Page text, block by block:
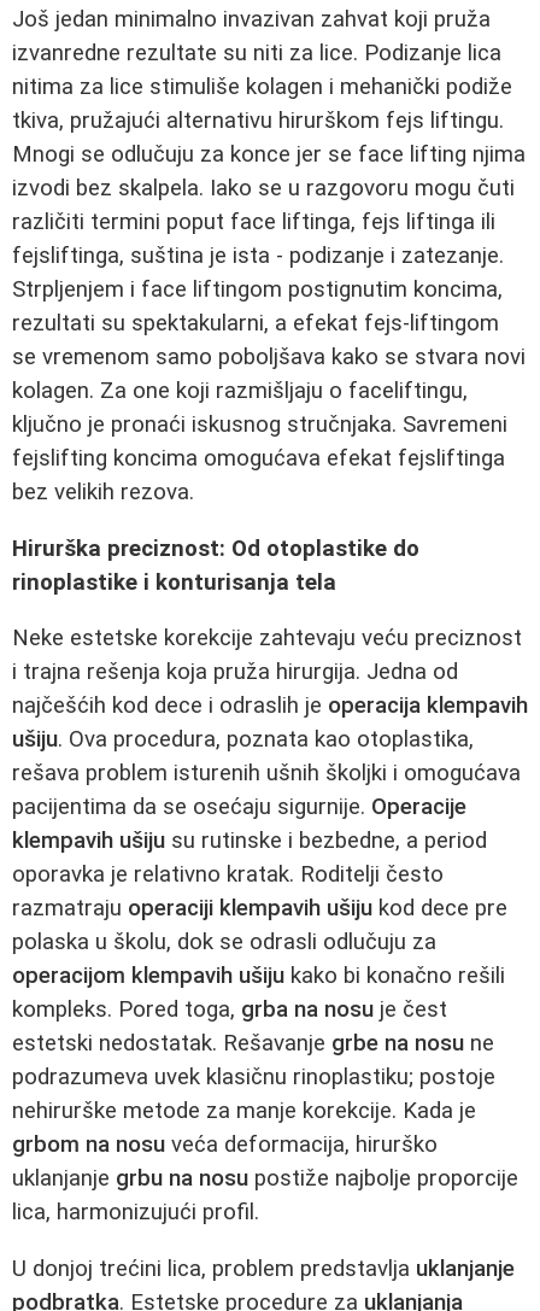
Još jedan minimalno invazivan zahvat koji pruža
izvanredne rezultate su niti za lice. Podizanje lica
nitima za lice stimuliše kolagen i mehanički podiže
tkiva, pružajući alternativu hirurškom fejs liftingu.
Mnogi se odlučuju za konce jer se face lifting njima
izvodi bez skalpela. Iako se u razgovoru mogu čuti
različiti termini poput face liftinga, fejs liftinga ili
fejsliftinga, suština je ista - podizanje i zatezanje.
Strpljenjem i face liftingom postignutim koncima,
rezultati su spektakularni, a efekat fejs-liftingom
se vremenom samo poboljšava kako se stvara novi
kolagen. Za one koji razmišljaju o faceliftingu,
ključno je pronaći iskusnog stručnjaka. Savremeni
fejslifting koncima omogućava efekat fejsliftinga
bez velikih rezova.
Hirurška preciznost: Od otoplastike do
rinoplastike i konturisanja tela
Neke estetske korekcije zahtevaju veću preciznost
i trajna rešenja koja pruža hirurgija. Jedna od
najčešćih kod dece i odraslih je operacija klempavih
ušiju. Ova procedura, poznata kao otoplastika,
rešava problem isturenih ušnih školjki i omogućava
pacijentima da se osećaju sigurnije. Operacije
klempavih ušiju su rutinske i bezbedne, a period
oporavka je relativno kratak. Roditelji često
razmatraju operaciji klempavih ušiju kod dece pre
polaska u školu, dok se odrasli odlučuju za
operacijom klempavih ušiju kako bi konačno rešili
kompleks. Pored toga, grba na nosu je čest
estetski nedostatak. Rešavanje grbe na nosu ne
podrazumeva uvek klasičnu rinoplastiku; postoje
nehirurške metode za manje korekcije. Kada je
grbom na nosu veća deformacija, hirurško
uklanjanje grbu na nosu postiže najbolje proporcije
lica, harmonizujući profil.
U donjoj trećini lica, problem predstavlja uklanjanje
podbratka. Estetske procedure za uklanjanja